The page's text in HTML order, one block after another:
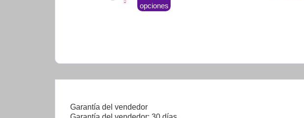
opciones
Garantía del vendedor